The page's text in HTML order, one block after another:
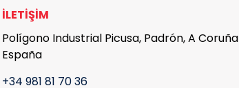
İLETIŞIM
Polígono Industrial Picusa, Padrón, A Coruña
España
+34 981 81 70 36